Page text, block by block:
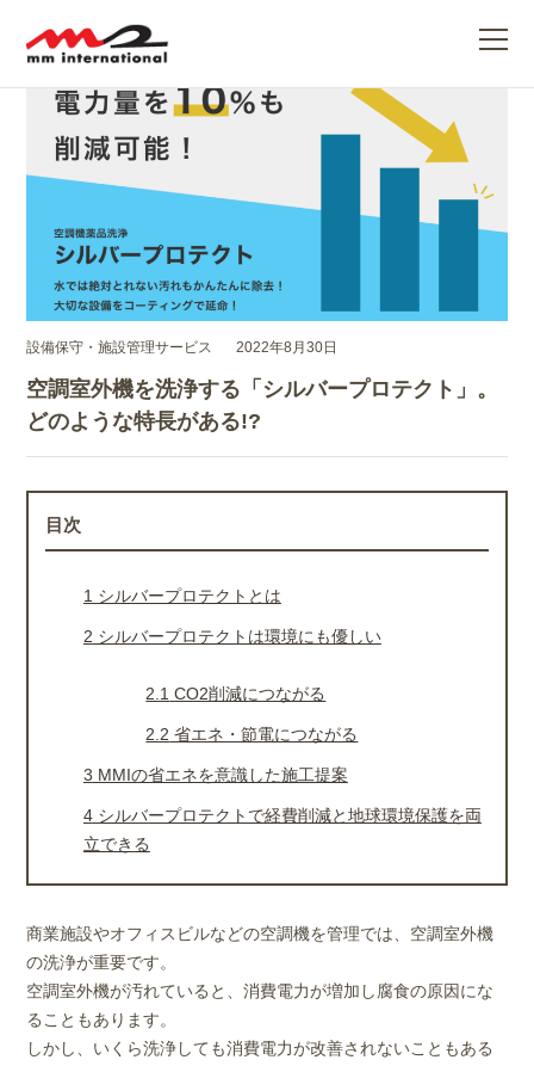
設備保守・施設管理サービス 2022年8月30日
空調室外機を洗浄する「シルバープロテクト」。
どのような特長がある!?
目次
1 シルバープロテクトとは
2 シルバープロテクトは環境にも優しい
2.1 CO2削減につながる
2.2 省エネ・節電につながる
3 MMIの省エネを意識した施工提案
4シルバープロテクトで経費削減と地球環境保護を両
立できる
商業施設やオフィスビルなどの空調機を管理では、空調室外機
の洗浄が重要です。
空調室外機が汚れていると、消費電力が増加し腐食の原因にな
ることもあります。
しかし、いくら洗浄しても消費電力が改善されないこともある